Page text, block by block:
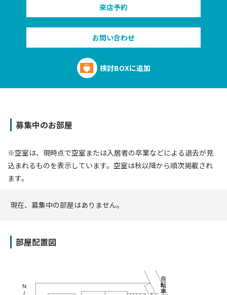
来店予約
お問い合わせ
検討BOXに追加
募集中のお部屋
※空室は、現時点で空室または⼊居者の卒業などによる退去が⾒
込まれるものを表⽰しています。空室は秋以降から順次掲載され
ます。
現在、募集中の部屋はありません。
部屋配置図